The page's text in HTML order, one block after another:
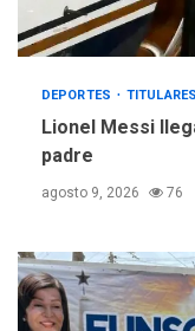
DEPORTES TITULARES
Lionel Messi
padre
agosto 9, 2026 76